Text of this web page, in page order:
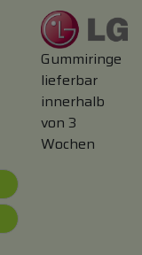
Gummiringe
lieferbar
innerhalb
von 3
Wochen